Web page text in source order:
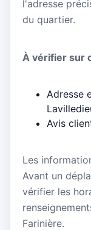
l'adresse
du quartier.
À vérifier sur
Adresse
Avis
Les
Avant un
vérifier les
Farinière.